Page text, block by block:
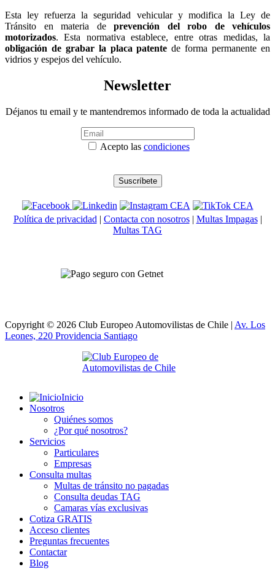
Esta ley refuerza la seguridad vehicular y modifica la Ley de
Tránsito en materia de prevención del robo de vehículos
motorizados. Esta normativa establece, entre otras medidas, la
obligación de grabar la placa patente de forma permanente en
vidrios y espejos del vehículo.
Newsletter
Déjanos tu email y te mantendremos informado de toda la actualidad
Acepto las condiciones
Política de privacidad | Contacta con nosotros| Multas Impagas|
Multas TAG
Copyright © 2026 Club Europeo Automovilistas de Chile | Av. Los
Leones, 220 Providencia Santiago
Inicio
Nosotros
Quiénes somos
¿Por qué nosotros?
Servicios
Particulares
Empresas
Consulta multas
Multas de tránsito no pagadas
Consulta deudas TAG
Camaras vías exclusivas
Cotiza GRATIS
Acceso clientes
Preguntas frecuentes
Contactar
Blog